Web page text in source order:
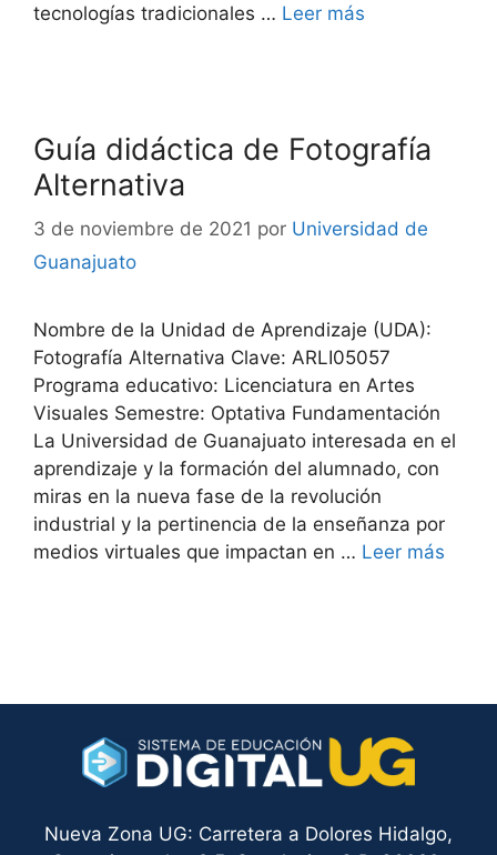
tecnologías tradicionales … Leer más
Guía didáctica de Fotografía
Alternativa
3 de noviembre de 2021 por Universidad de
Guanajuato
Nombre de la Unidad de Aprendizaje (UDA):
Fotografía Alternativa Clave: ARLI05057
Programa educativo: Licenciatura en Artes
Visuales Semestre: Optativa Fundamentación
La Universidad de Guanajuato interesada en el
aprendizaje y la formación del alumnado, con
miras en la nueva fase de la revolución
industrial y la pertinencia de la enseñanza por
medios virtuales que impactan en … Leer más
Nueva Zona UG: Carretera a Dolores Hidalgo,